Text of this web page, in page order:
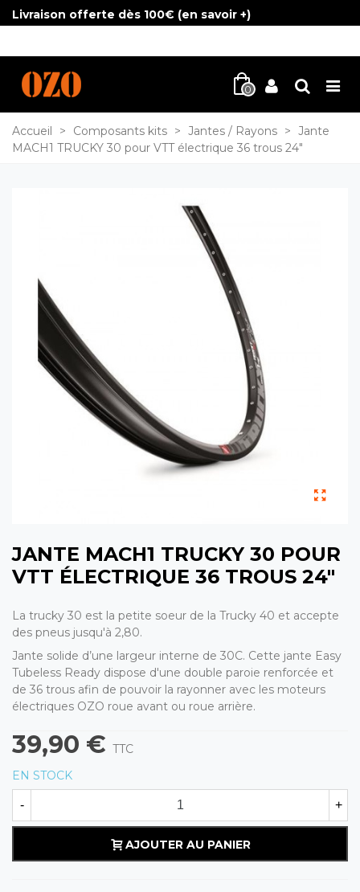
Livraison offerte dès 100€ (en savoir +)
0
Accueil > Composants kits > Jantes / Rayons > Jante
MACH1 TRUCKY 30 pour VTT électrique 36 trous 24"
JANTE MACH1 TRUCKY 30 POUR
VTT ÉLECTRIQUE 36 TROUS 24"
La trucky 30 est la petite soeur de la Trucky 40 et accepte
des pneus jusqu'à 2,80.
Jante solide d’une largeur interne de 30C. Cette jante Easy
Tubeless Ready dispose d'une double paroie renforcée et
de 36 trous afin de pouvoir la rayonner avec les moteurs
électriques OZO roue avant ou roue arrière.
39,90 € TTC
EN STOCK
- +
AJOUTER AU PANIER